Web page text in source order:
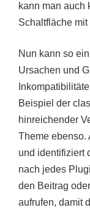
kann man auch
Schaltfläche
Nun kann so
Ursachen und
Beispiel der
hinreichender
Theme ebenso.
und identifiziert
nach jedes
den Beitrag
aufrufen, damit